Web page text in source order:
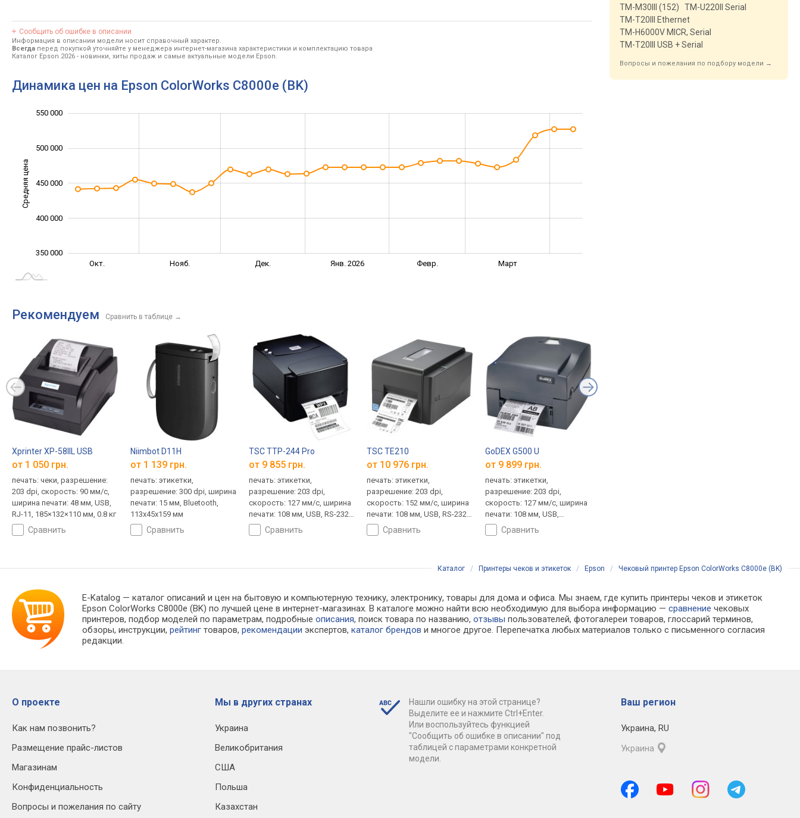
Сообщить об ошибке в описании
Информация в описании модели носит справочный характер.
Всегда перед покупкой уточняйте у менеджера интернет-магазина характеристики и комплектацию товара
Каталог Epson 2026 - новинки, хиты продаж и самые актуальные модели Epson.
Динамика цен на Epson ColorWorks C8000e (BK)
Средняя цена 380 000
400 000
550 000
500 000
450 000
350 000
Окт. Нояб. Дек. Янв. 2026 Февр. Март
Рекомендуем Сравнить в таблице →
Xprinter XP-58IIL USB
от 1 050 грн.
печать: чеки, разрешение:
203 dpi, скорость: 90 мм/с,
ширина печати: 48 мм, USB,
RJ-11, 185×132×110 мм, 0.8 кг
сравнить
Niimbot D11H
от 1 139 грн.
печать: этикетки,
разрешение: 300 dpi, ширина
печати: 15 мм, Bluetooth,
113х45х159 мм
сравнить
TSC TTP-244 Pro
от 9 855 грн.
печать: этикетки,
разрешение: 203 dpi,
скорость: 127 мм/с, ширина
печати: 108 мм, USB, RS-232,
Bluetooth, 232х156х288 мм,
2.5 кг
сравнить
TSC TE210
от 10 976 грн.
печать: этикетки,
разрешение: 203 dpi,
скорость: 152 мм/с, ширина
печати: 108 мм, USB, RS-232,
LAN, 204x164x280 мм, 2.5 кг
сравнить
GoDEX G500 U
от 9 899 грн.
печать: этикетки,
разрешение: 203 dpi,
скорость: 127 мм/с, ширина
печати: 108 мм, USB,
285х171х226 мм, 3 кг
сравнить
TM-M30III (152)
TM-U220II Serial
TM-T20III Ethernet
TM-H6000V MICR, Serial
TM-T20III USB + Serial
Вопросы и пожелания по подбору модели →
Каталог / Принтеры чеков и этикеток / Epson / Чековый принтер Epson ColorWorks C8000e (BK)
E-Katalog — каталог описаний и цен на бытовую и компьютерную технику, электронику, товары для дома и офиса. Мы знаем, где купить принтеры чеков и этикеток
Epson ColorWorks C8000e (BK) по лучшей цене в интернет-магазинах. В каталоге можно найти всю необходимую для выбора информацию —сравнение чековых
принтеров, подбор моделей по параметрам, подробныеописания, поиск товара по названию,отзывы пользователей, фотогалереи товаров, глоссарий терминов,
обзоры, инструкции,рейтинг товаров,рекомендации экспертов,каталог брендов и многое другое. Перепечатка любых материалов только с письменного согласия
редакции.
О проекте
Как нам позвонить?
Размещение прайс-листов
Магазинам
Конфиденциальность
Вопросы и пожелания по сайту
Мы в других странах
Украина
Великобритания
США
Польша
Казахстан
Нашли ошибку на этой странице?
Выделите ее и нажмите Ctrl+Enter.
Или воспользуйтесь функцией
"Сообщить об ошибке в описании" под
таблицей с параметрами конкретной
модели.
Ваш регион
Украина, RU
Украина